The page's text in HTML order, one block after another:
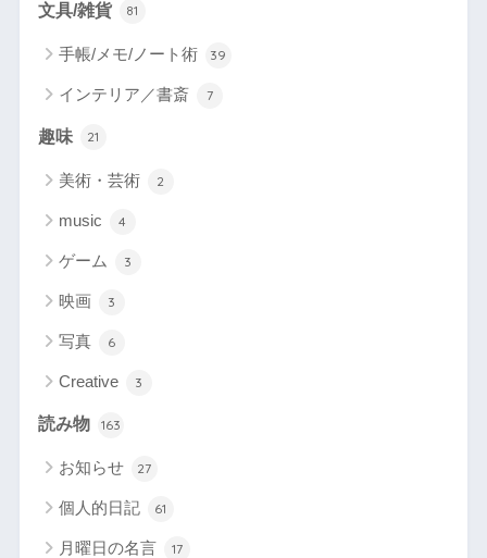
文具/雑貨 81
手帳/メモ/ノート術 39
インテリア／書斎 7
趣味 21
美術・芸術 2
music 4
ゲーム 3
映画 3
写真 6
Creative 3
読み物 163
お知らせ 27
個人的日記 61
月曜日の名言 17